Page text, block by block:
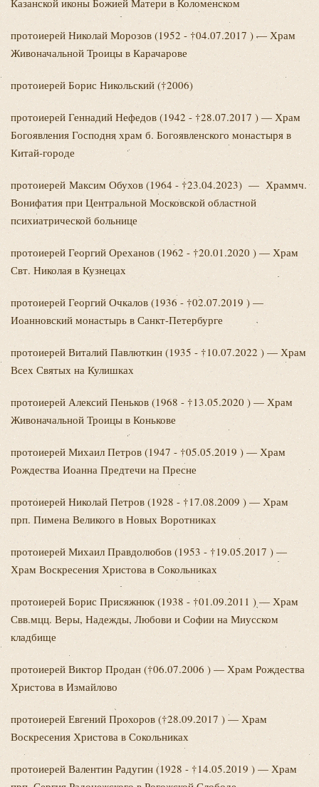
Казанской иконы Божией Матери в Коломенском
протоиерей Николай Морозов (1952 - †04.07.2017 ) — Храм
Живоначальной Троицы в Карачарове
протоиерей Борис Никольский (†2006)
протоиерей Геннадий Нефедов (1942 - †28.07.2017 ) — Храм
Богоявления Господня храм б. Богоявленского монастыря в
Китай-городе
протоиерей Максим Обухов (1964 - †23.04.2023) — Храммч.
Вонифатия при Центральной Московской областной
психиатрической больнице
протоиерей Георгий Ореханов (1962 - †20.01.2020 ) — Храм
Свт. Николая в Кузнецах
протоиерей Георгий Очкалов (1936 - †02.07.2019 ) —
Иоанновский монастырь в Санкт-Петербурге
протоиерей Виталий Павлюткин (1935 - †10.07.2022 ) — Храм
Всех Святых на Кулишках
протоиерей Алексий Пеньков (1968 - †13.05.2020 ) — Храм
Живоначальной Троицы в Конькове
протоиерей МихаилПетров (1947 - †05.05.2019 ) — Храм
Рождества Иоанна Предтечи на Пресне
протоиерей Николай Петров (1928 - †17.08.2009 ) — Храм
прп. Пимена Великого в Новых Воротниках
протоиерей Михаил Правдолюбов (1953 - †19.05.2017 ) —
Храм Воскресения Христова в Сокольниках
протоиерей Борис Присяжнюк (1938 - †01.09.2011 ) — Храм
Свв.мцц. Веры, Надежды, Любови и Софии на Миусском
кладбище
протоиерей Виктор Продан (†06.07.2006 ) — Храм Рождества
Христова в Измайлово
протоиерей Евгений Прохоров (†28.09.2017 ) — Храм
Воскресения Христова в Сокольниках
протоиерей Валентин Радугин (1928 - †14.05.2019 ) — Храм